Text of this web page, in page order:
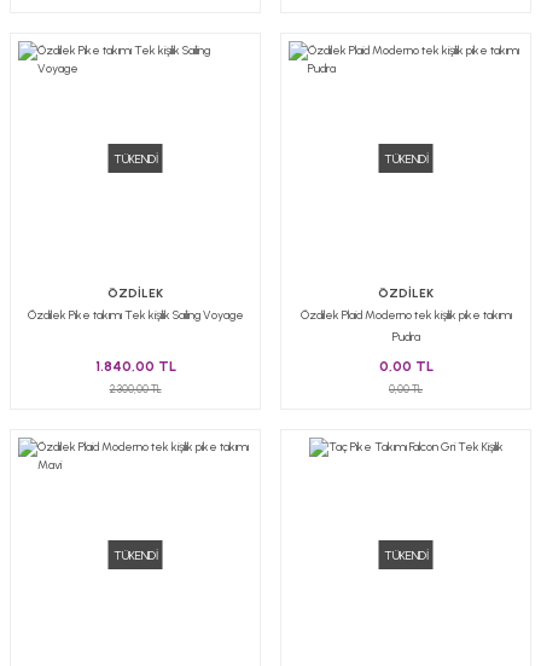
TÜKENDİ
ÖZDİLEK
Özdilek Pike takımı Tek kişilik Sailing Voyage
1.840,00 TL
2.300,00 TL
TÜKENDİ
ÖZDİLEK
Özdilek Plaid Moderno tek kişilik pike takımı
Pudra
0,00 TL
0,00 TL
TÜKENDİ TÜKENDİ